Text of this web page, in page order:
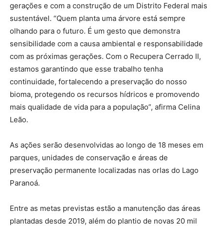
gerações e com a construção de um Distrito Federal mais
sustentável. “Quem planta uma árvore está sempre
olhando para o futuro. É um gesto que demonstra
sensibilidade com a causa ambiental e responsabilidade
com as próximas gerações. Com o Recupera Cerrado II,
estamos garantindo que esse trabalho tenha
continuidade, fortalecendo a preservação do nosso
bioma, protegendo os recursos hídricos e promovendo
mais qualidade de vida para a população”, afirma Celina
Leão.
As ações serão desenvolvidas ao longo de 18 meses em
parques, unidades de conservação e áreas de
preservação permanente localizadas nas orlas do Lago
Paranoá.
Entre as metas previstas estão a manutenção das áreas
plantadas desde 2019, além do plantio de novas 20 mil